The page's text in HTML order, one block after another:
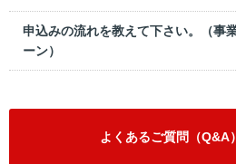
申込みの流れを教えて下さい。（事
ーン）
よくあるご質問（Q&A